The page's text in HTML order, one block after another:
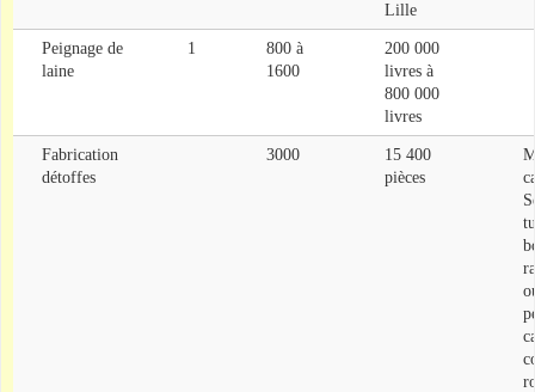
Lille
Peignage de
laine
1
800 à
1600
200 000
livres à
800 000
livres
Fabrication
détoffes
3000
15 400
pièces